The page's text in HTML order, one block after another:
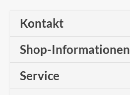
Kontakt
Shop-Informationen
Service